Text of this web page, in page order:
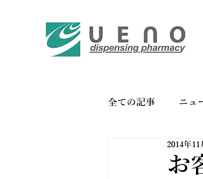
全ての記事 ニュ
バイオリンク
お
2014年11